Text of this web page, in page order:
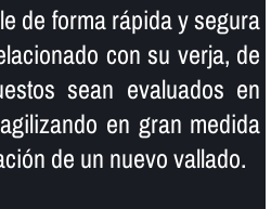
de forma rápida y segura
con su verja, de
sean evaluados en
en gran medida
de un nuevo vallado.